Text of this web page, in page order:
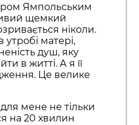
Ямпольським
щемкий
ніколи.
утробі матері,
душ, яку
в житті. А я її
Це велике
мене не тільки
на 20 хвилин